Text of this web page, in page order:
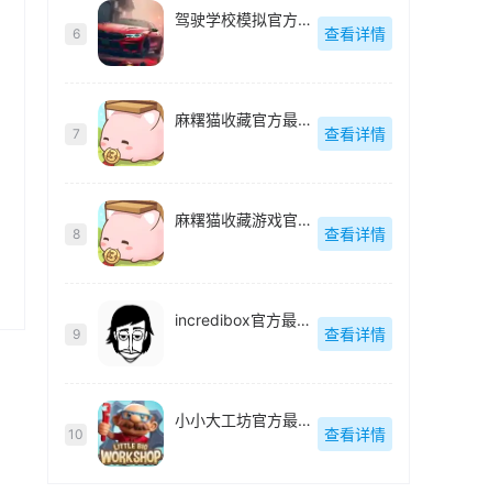
6
驾驶学校模拟官方最新版
查看详情
7
麻糬猫收藏官方最新版
查看详情
8
麻糬猫收藏游戏官方最新版
查看详情
9
incredibox官方最新版
查看详情
10
小小大工坊官方最新版
查看详情